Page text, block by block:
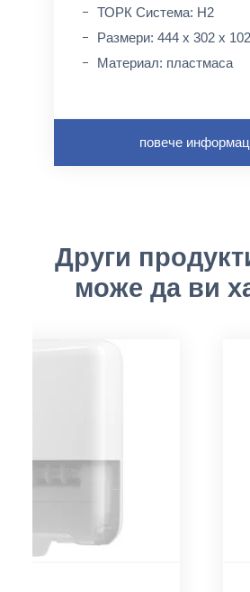
ТОРК Система: H2
Размери: 444 x 302 x
Материал: пластмасa
повече
Други
може да ви